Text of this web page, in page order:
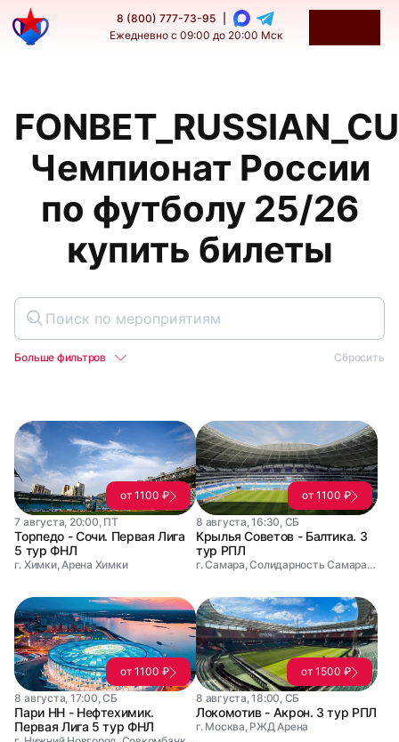
8 (800) 777-73-95
Ежедневно с 09:00 до 20:00 Мск
Чемпионат России
по футболу 25/26
купить билеты
Больше фильтров Сбросить
от 1100 ₽
7 августа, 20:00, ПТ
Торпедо - Сочи. Первая Лига
5 тур ФНЛ
г. Химки, Арена Химки
от 1100 ₽
8 августа, 16:30, СБ
Крылья Советов - Балтика. 3
тур РПЛ
г. Самара, Солидарность Самара Арена
от 1100 ₽
8 августа, 17:00, СБ
Пари НН - Нефтехимик.
Первая Лига 5 тур ФНЛ
от 1500 ₽
8 августа, 18:00, СБ
Локомотив - Акрон. 3 тур РПЛ
г. Москва, РЖД Арена